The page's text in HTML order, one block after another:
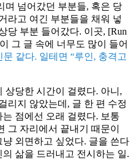
며 넘어갔던 부분들, 혹은 당
라고 여긴 부분들을 채워 넣
당 부분 들어갔다. 이곳, [Run
그 글 속에 너무도 많이 들어
같다. 일테면 “루인, 충격고
상당한 시간이 걸렸다. 아니,
리지 않았는데, 글 한 편 수정
점에선 오래 걸렸다. 보통
그 자리에서 끝내기 때문이
외면하고 싶었다. 글을 쓴다
삶을 드러내고 전시하는 일.